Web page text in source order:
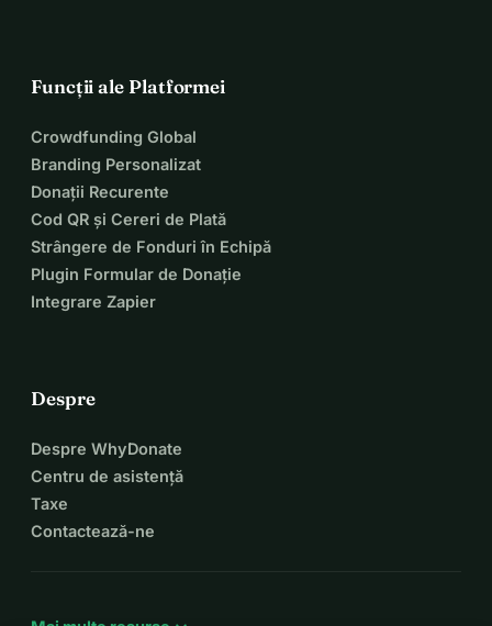
Funcții ale Platformei
Crowdfunding Global
Branding Personalizat
Donații Recurente
Cod QR și Cereri de Plată
Strângere de Fonduri în Echipă
Plugin Formular de Donație
Integrare Zapier
Despre
Despre WhyDonate
Centru de asistență
Taxe
Contactează-ne